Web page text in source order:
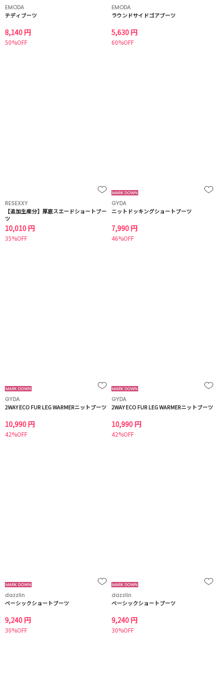
EMODA
テディブーツ
8,140 円
50%OFF
EMODA
ラウンドサイドゴアブーツ
5,630 円
60%OFF
RESEXXY
【追加生産分】厚底スエードショートブー
ツ
10,010 円
35%OFF
GYDA
ニットドッキングショートブーツ
7,990 円
46%OFF
GYDA
2WAY ECO FUR LEG WARMERニットブーツ
10,990 円
42%OFF
GYDA
2WAY ECO FUR LEG WARMERニットブーツ
10,990 円
42%OFF
dazzlin
ベーシックショートブーツ
9,240 円
30%OFF
dazzlin
ベーシックショートブーツ
9,240 円
30%OFF